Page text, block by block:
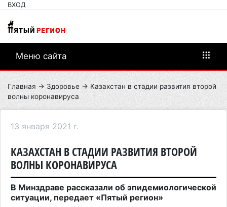
ВХОД
Меню сайта
Главная → Здоровье → Казахстан в стадии развития второй
волны коронавируса
13 января 2021 г.
КАЗАХСТАН В СТАДИИ РАЗВИТИЯ ВТОРОЙ
ВОЛНЫ КОРОНАВИРУСА
В Минздраве рассказали об эпидемиологической
ситуации, передает «Пятый регион»